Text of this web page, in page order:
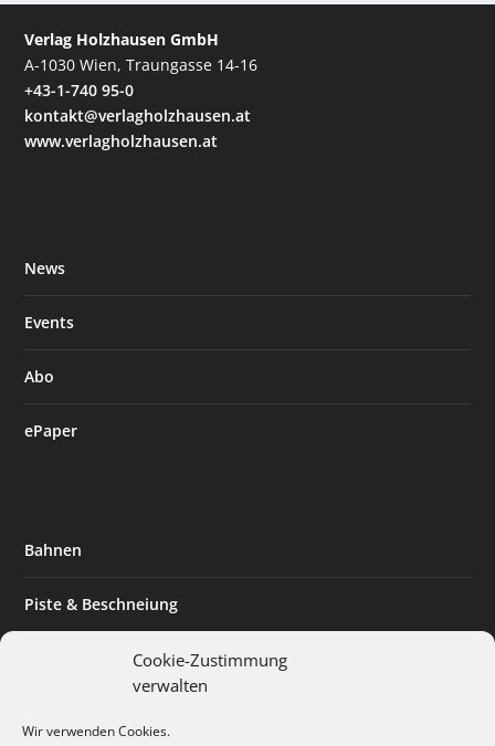
Cookie-Zustimmung
verwalten
Wir verwenden Cookies.
Verlag Holzhausen GmbH
A-1030 Wien, Traungasse 14-16
+43-1-740 95-0
kontakt@verlagholzhausen.at
www.verlagholzhausen.at
News
Events
Abo
ePaper
Bahnen
Piste & Beschneiung